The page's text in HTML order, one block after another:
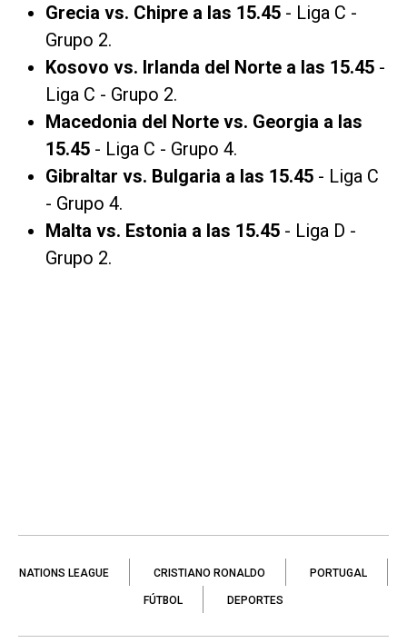
Grecia vs. Chipre a las 15.45 - Liga C -
Grupo 2.
Kosovo vs. Irlanda del Norte a las 15.45 -
Liga C - Grupo 2.
Macedonia del Norte vs. Georgia a las
15.45 - Liga C - Grupo 4.
Gibraltar vs. Bulgaria a las 15.45 - Liga C
- Grupo 4.
Malta vs. Estonia a las 15.45 - Liga D -
Grupo 2.
NATIONS LEAGUE CRISTIANO RONALDO PORTUGAL
FÚTBOL DEPORTES